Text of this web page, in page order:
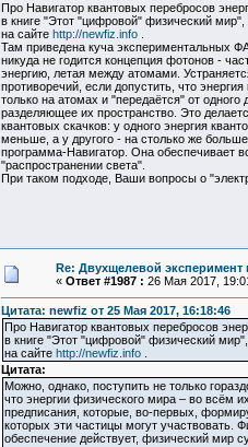
Про Навигатор квантовых перебросов
в книге "Этот "цифровой" физический мир",
на сайте http://newfiz.info.
Там приведена куча экспериментальных
никуда не годится концепция фотонов -
энергию, летая между атомами.
противоречий, если допустить, что
только на атомах и "передаётся" от одного
разделяющее их пространство. Это
квантовых скачков: у одного энергия
меньше, а у другого - на столько же
программа-Навигатор. Она обеспечивает
"распространении света".
При таком подходе, Ваши вопросы о
Re: Двухщелевой эксперимент
« Ответ #1987 : 26 Мая 2017,
Цитата: newfiz от 25 Мая 2017, 16:18:46
Про Навигатор квантовых перебросов
в книге "Этот "цифровой" физический
на сайте http://newfiz.info.
Цитата:
Можно, однако, поступить не только
что энергии физического мира – во всём
предписания, которые, во-первых,
которых эти частицы могут участвовать.
обеспечение действует, физический мир